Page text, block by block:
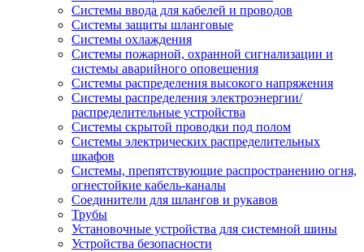
Системы ввода для кабелей и проводов
Системы защиты шланговые
Системы охлаждения
Системы пожарной, охранной сигнализации и
системы аварийного оповещения
Системы распределения высокого напряжения
Системы распределения электроэнергии/
распределительные устройства
Системы скрытой проводки под полом
Системы электрических распределительных
шкафов
Системы, препятствующие распространению огня,
огнестойкие кабель-каналы
Соединители для шлангов и рукавов
Трубы
Установочные устройства для системной шины
Устройства безопасности